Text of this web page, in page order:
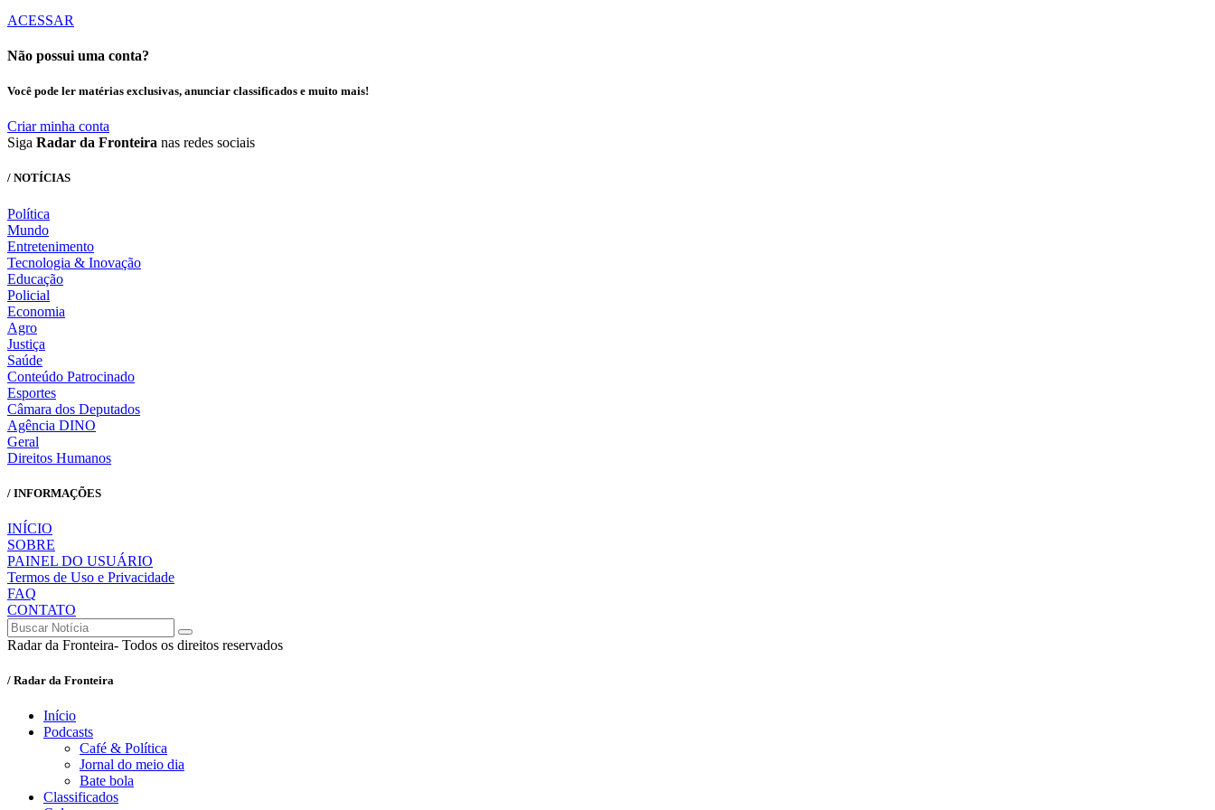
ACESSAR
Não possui uma conta?
Você pode ler matérias exclusivas, anunciar classificados e muito mais!
Criar minha conta
Siga Radar da Fronteira nas redes sociais
/ NOTÍCIAS
Política
Mundo
Entretenimento
Tecnologia & Inovação
Educação
Policial
Economia
Agro
Justiça
Saúde
Conteúdo Patrocinado
Esportes
Câmara dos Deputados
Agência DINO
Geral
Direitos Humanos
/ INFORMAÇÕES
INÍCIO
SOBRE
PAINEL DO USUÁRIO
Termos de Uso e Privacidade
FAQ
CONTATO
Radar da Fronteira- Todos os direitos reservados
/ Radar da Fronteira
Início
Podcasts
Café & Política
Jornal do meio dia
Bate bola
Classificados